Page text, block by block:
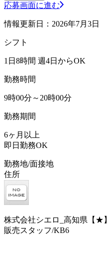
応募画面に進む
情報更新日：2026年7月3日
シフト
1日8時間 週4日からOK
勤務時間
9時00分～20時00分
勤務期間
6ヶ月以上
即日勤務OK
勤務地/面接地
住所
株式会社シエロ_高知県【★
販売スタッフ/KB6